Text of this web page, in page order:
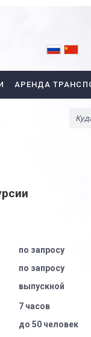
АРЕНДА
по запросу
по запросу
выпускной
7 часов
до 50 человек